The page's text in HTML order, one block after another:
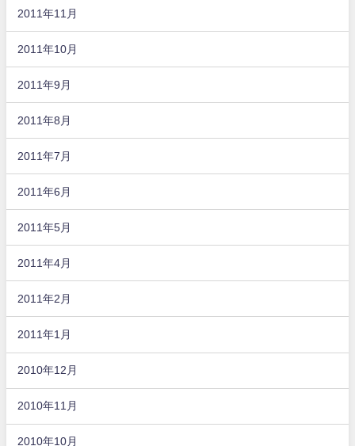
2011年11月
2011年10月
2011年9月
2011年8月
2011年7月
2011年6月
2011年5月
2011年4月
2011年2月
2011年1月
2010年12月
2010年11月
2010年10月